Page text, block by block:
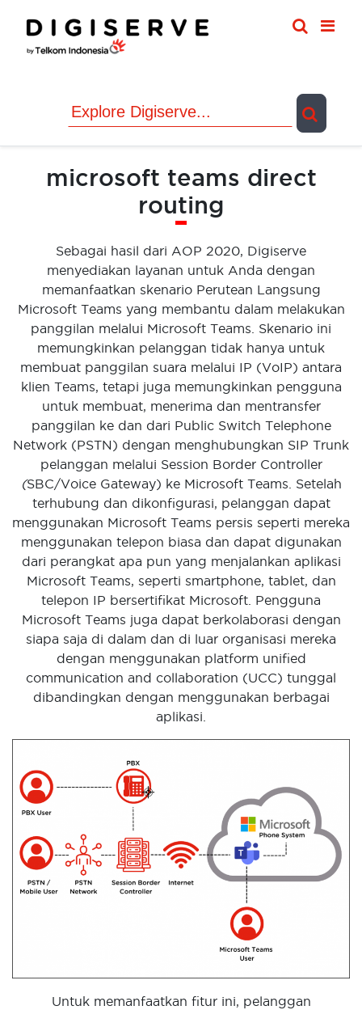
content
microsoft teams direct
routing
Sebagai hasil dari AOP 2020, Digiserve
menyediakan layanan untuk Anda dengan
memanfaatkan skenario Perutean Langsung
Microsoft Teams yang membantu dalam melakukan
panggilan melalui Microsoft Teams. Skenario ini
memungkinkan pelanggan tidak hanya untuk
membuat panggilan suara melalui IP (VoIP) antara
klien Teams, tetapi juga memungkinkan pengguna
untuk membuat, menerima dan mentransfer
panggilan ke dan dari Public Switch Telephone
Network (PSTN) dengan menghubungkan SIP Trunk
pelanggan melalui Session Border Controller
(SBC/Voice Gateway) ke Microsoft Teams. Setelah
terhubung dan dikonfigurasi, pelanggan dapat
menggunakan Microsoft Teams persis seperti mereka
menggunakan telepon biasa dan dapat digunakan
dari perangkat apa pun yang menjalankan aplikasi
Microsoft Teams, seperti smartphone, tablet, dan
telepon IP bersertifikat Microsoft. Pengguna
Microsoft Teams juga dapat berkolaborasi dengan
siapa saja di dalam dan di luar organisasi mereka
dengan menggunakan platform unified
communication and collaboration (UCC) tunggal
dibandingkan dengan menggunakan berbagai
aplikasi.
Untuk memanfaatkan fitur ini, pelanggan